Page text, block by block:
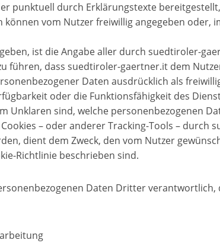
punktuell durch Erklärungstexte
können vom Nutzer freiwillig angegeben
ist die Angabe aller durch suedtiroler-
führen, dass suedtiroler-gaertner.it dem
Daten ausdrücklich als
oder die Funktionsfähigkeit des
Unklaren sind, welche personenbezogenen
Cookies – oder anderer Tracking-Tools –
dient dem Zweck, den vom Nutzer
Richtlinie beschrieben sind.
Daten Dritter